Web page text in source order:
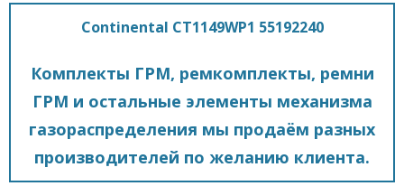
Continental CT1149WP1 55192240
Комплекты ГРМ, ремкомплекты, ремни
ГРМ и остальные элементы механизма
газораспределения мы продаём разных
производителей по желанию клиента.